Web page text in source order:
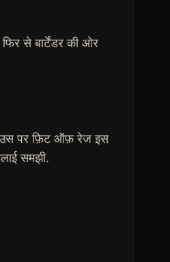
से बार्टेंडर की ओर
उस पर फ़िट ऑफ़ रेज इस
समझी.